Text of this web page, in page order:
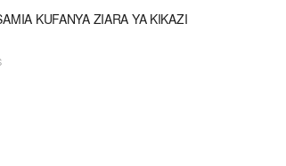
KUFANYA ZIARA YA KIKAZI